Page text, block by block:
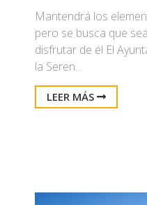
Mantendrá los
pero se busca que
disfrutar de él El
la Seren...
LEER MÁS